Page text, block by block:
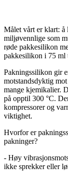
Målet vårt er klart: å
miljøvennlige som
røde pakkesilikon
pakkesilikon i 75 ml
Pakningssilikon gir
motstandsdyktig
mange kjemikalier.
på opptil 300 °C.
kompressorer og
viktighet.
Hvorfor er
pakninger?
- Høy
ikke sprekker eller